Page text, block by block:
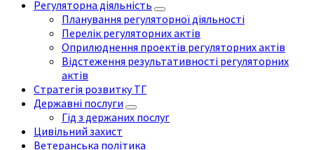
Регуляторна діяльність
Планування регуляторної діяльності
Перелік регуляторних актів
Оприлюднення проектів регуляторних актів
Відстеження результативності регуляторних
актів
Стратегія розвитку ТГ
Державні послуги
Гід з держаних послуг
Цивільний захист
Ветеранська політика